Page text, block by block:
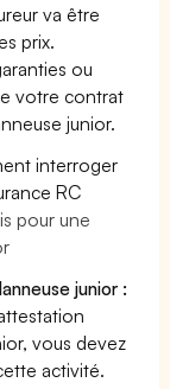
va être
prix.
ou
votre contrat
junior.
interroger
RC
pour une
junior :
vous devez
activité.